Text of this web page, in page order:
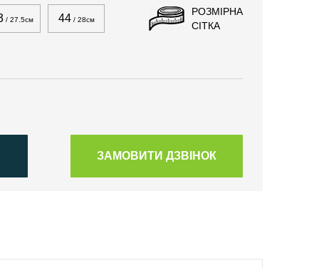
/ 27.5см 44/ 28см
РОЗМІРНА
СІТКА